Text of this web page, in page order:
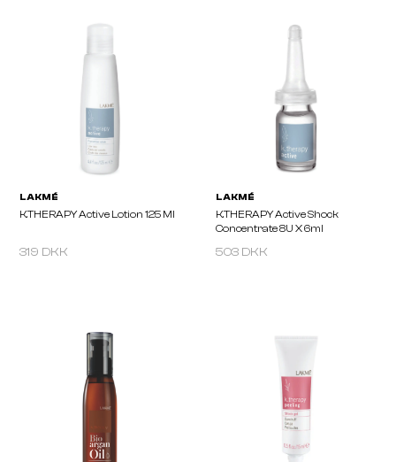
K.THERAPY Active Lotion 125 Ml
319 DKK
LAKMÉ
K.THERAPY Active
Concentrate 8U X 6ml
503 DKK